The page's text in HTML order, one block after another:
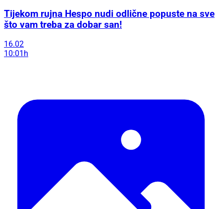
Tijekom rujna Hespo nudi odlične popuste na sve
što vam treba za dobar san!
16.02
10:01h